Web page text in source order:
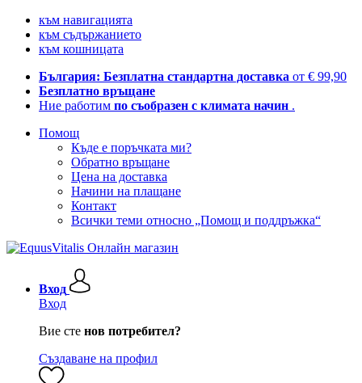
към навигацията
към съдържанието
към кошницата
България: Безплатна стандартна доставка от € 99,90
Безплатно връщане
Ние работим по съобразен с климата начин .
Помощ
Къде е поръчката ми?
Обратно връщане
Цена на доставка
Начини на плащане
Контакт
Всички теми относно „Помощ и поддръжка“
Вход
Вход
Вие сте нов потребител?
Създаване на профил